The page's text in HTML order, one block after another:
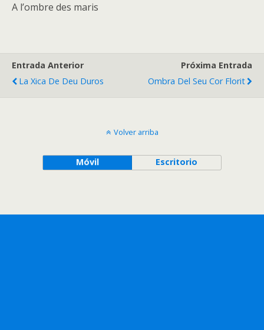
A l’ombre des maris
Entrada Anterior
La Xica De Deu Duros
Próxima Entrada
Ombra Del Seu Cor Florit
Volver arriba
Móvil Escritorio